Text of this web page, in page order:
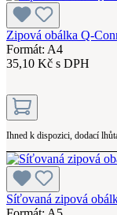
Zipová obálka Q-
Formát: A4
35,10 Kč s DPH
Ihned k dispozici, dodací
Síťovaná zipová